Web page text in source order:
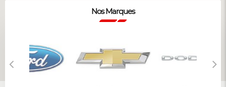
Nos Marques